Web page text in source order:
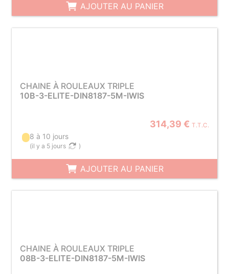
AJOUTER AU PANIER
CHAINE À ROULEAUX TRIPLE
10B-3-ELITE-DIN8187-5M-IWIS
314,39 € T.T.C.
8 à 10 jours
(il y a 5 jours )
AJOUTER AU PANIER
CHAINE À ROULEAUX TRIPLE
08B-3-ELITE-DIN8187-5M-IWIS